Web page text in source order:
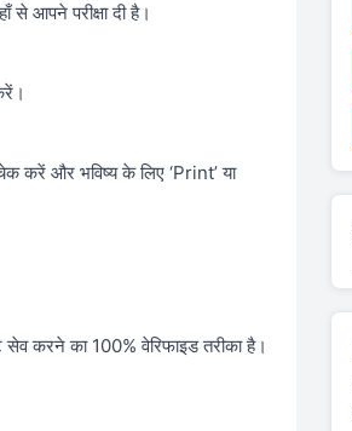
से आपने परीक्षा दी है।
करें और भविष्य के लिए ‘Print’ या
करने का 100% वेरिफाइड तरीका है।